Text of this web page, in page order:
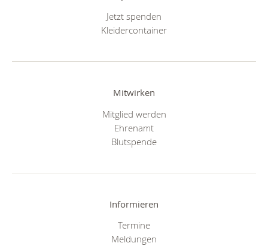
Jetzt spenden
Kleidercontainer
Mitwirken
Mitglied werden
Ehrenamt
Blutspende
Informieren
Termine
Meldungen